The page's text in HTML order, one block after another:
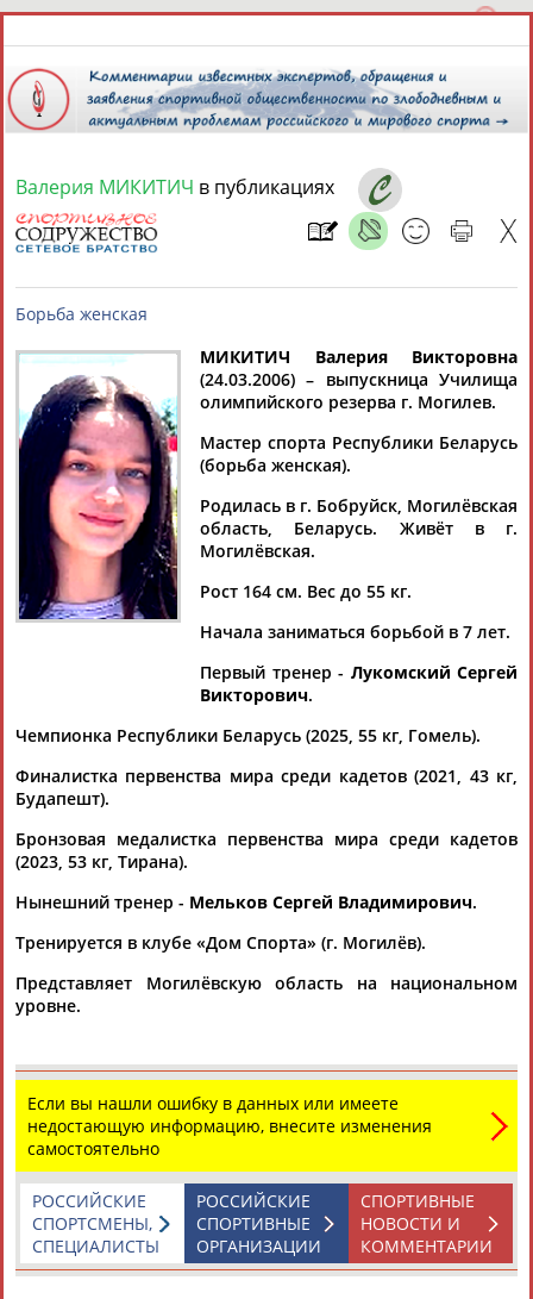
8 августа 2026 года,
СПОРТСМЕНЫ, ТРЕНЕРЫ И СПЕЦИАЛИСТЫ
Найдено: 13181персон Расширенный поиск
Аслаудин
АБАЕВ
Елена
АБАИМОВА
Мария
АБАКУМОВА
Юлия
АБАЛАКИНА
Тамилла
АБАСОВА
Рамазан
АБАЧАРАЕВ
Ростом
АБАШИДЗЕ
Флюра
АББАТЕ-
Татьяна
Акжана
Артур
Каримжан
АБДРАХМАНОВ
Аделя
АБДРАХМАНОВА
Андрей
АБДУВАЛИЕВ
Герман
АБДУЛАЕВ
Валерия МИКИТИЧ в публикациях
Борьба женская
МИКИТИЧ Валерия Викторовна
(24.03.2006) – выпускница Училища
олимпийского резерва г. Могилев.
Мастер спорта Республики Беларусь
(борьба женская).
Родилась в г. Бобруйск, Могилёвская
область, Беларусь. Живёт в г.
Могилёвская.
Рост 164 см. Вес до 55 кг.
Начала заниматься борьбой в 7 лет.
Первый тренер - Лукомский Сергей
Викторович.
Чемпионка Республики Беларусь (2025, 55 кг, Гомель).
Финалистка первенства мира среди кадетов (2021, 43 кг,
Будапешт).
Бронзовая медалистка первенства мира среди кадетов
(2023, 53 кг, Тирана).
Нынешний тренер - Мельков Сергей Владимирович.
Тренируется в клубе «Дом Спорта» (г. Могилёв).
Представляет Могилёвскую область на национальном
уровне.
Если вы нашли ошибку в данных или имеете
недостающую информацию, внесите изменения
самостоятельно
СПОРТИВНЫЕ
НОВОСТИ И
КОММЕНТАРИИ
РОССИЙСКИЕ
СПОРТИВНЫЕ
ОРГАНИЗАЦИИ
РОССИЙСКИЕ
СПОРТСМЕНЫ,
СПЕЦИАЛИСТЫ